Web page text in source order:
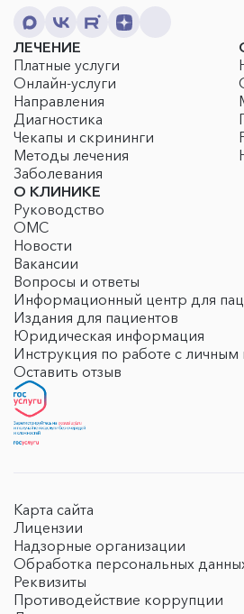
ЛЕЧЕНИЕ
Платные услуги
Онлайн-услуги
Направления
Диагностика
Чекапы и скрининги
Методы лечения
Заболевания
О КЛИНИКЕ
Руководство
ОМС
Новости
Вакансии
Вопросы и ответы
Информационный центр для
Издания для пациентов
Юридическая информация
Инструкция по работе с личным
Оставить отзыв
Карта сайта
Лицензии
Надзорные организации
Обработка персональных
Реквизиты
Противодействие коррупции